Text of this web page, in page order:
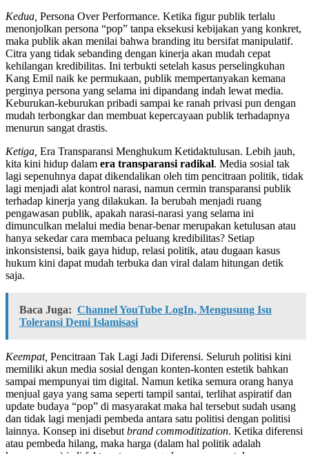
Kedua, Persona Over Performance. Ketika figur publik terlalu
menonjolkan persona “pop” tanpa eksekusi kebijakan yang konkret,
maka publik akan menilai bahwa branding itu bersifat manipulatif.
Citra yang tidak sebanding dengan kinerja akan mudah cepat
kehilangan kredibilitas. Ini terbukti setelah kasus perselingkuhan
Kang Emil naik ke permukaan, publik mempertanyakan kemana
perginya persona yang selama ini dipandang indah lewat media.
Keburukan-keburukan pribadi sampai ke ranah privasi pun dengan
mudah terbongkar dan membuat kepercayaan publik terhadapnya
menurun sangat drastis.
Ketiga, Era Transparansi Menghukum Ketidaktulusan. Lebih jauh,
kita kini hidup dalam era transparansi radikal. Media sosial tak
lagi sepenuhnya dapat dikendalikan oleh tim pencitraan politik, tidak
lagi menjadi alat kontrol narasi, namun cermin transparansi publik
terhadap kinerja yang dilakukan. Ia berubah menjadi ruang
pengawasan publik, apakah narasi-narasi yang selama ini
dimunculkan melalui media benar-benar merupakan ketulusan atau
hanya sekedar cara membaca peluang kredibilitas? Setiap
inkonsistensi, baik gaya hidup, relasi politik, atau dugaan kasus
hukum kini dapat mudah terbuka dan viral dalam hitungan detik
saja.
Baca Juga: Channel YouTube LogIn, Mengusung Isu
Toleransi Demi Islamisasi
Keempat, Pencitraan Tak Lagi Jadi Diferensi. Seluruh politisi kini
memiliki akun media sosial dengan konten-konten estetik bahkan
sampai mempunyai tim digital. Namun ketika semura orang hanya
menjual gaya yang sama seperti tampil santai, terlihat aspiratif dan
update budaya “pop” di masyarakat maka hal tersebut sudah usang
dan tidak lagi menjadi pembeda antara satu politisi dengan politisi
lainnya. Konsep ini disebut brand commoditization. Ketika diferensi
atau pembeda hilang, maka harga (dalam hal politik adalah